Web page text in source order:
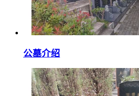
公墓介绍